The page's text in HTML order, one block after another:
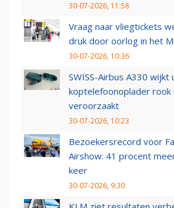
30-07-2026, 11:58
Vraag naar vliegtickets
druk door oorlog in het
30-07-2026, 10:36
SWISS-Airbus A330 wijkt
koptelefoonoplader rook
veroorzaakt
30-07-2026, 10:23
Bezoekersrecord voor
Airshow: 41 procent
keer
30-07-2026, 9:30